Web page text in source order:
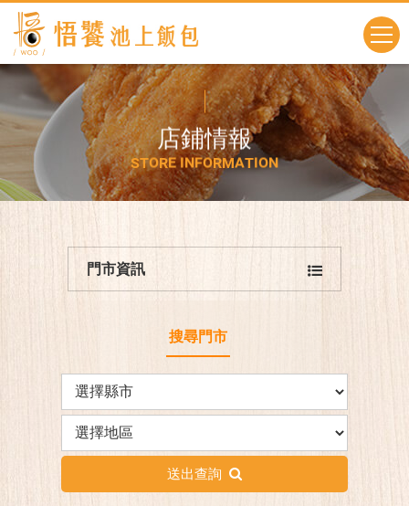
店鋪情報
STORE INFORMATION
門市資訊
搜尋門市
送出查詢